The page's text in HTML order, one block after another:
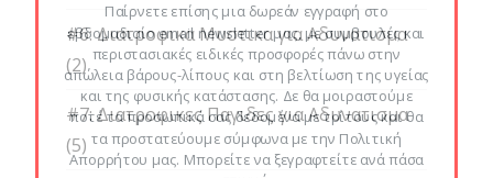
#6: Διατροφικα Μυστικα για Αδυνατισμα
(2)
#7: Διατροφικες Παγιδες για Αδυνατισμα
(5)
Παίρνετε επίσης μια δωρεάν εγγραφή στο
εβδομαδιαίο email newsletter μας, με συμβουλές και
περιστασιακές ειδικές προσφορές πάνω στην
απώλεια βάρους-λίπους και στη βελτίωση της υγείας
και της φυσικής κατάστασης. Δε θα μοιραστούμε
ποτέ τα προσωπικά σας δεδομένα με τρίτους και θα
τα προστατεύουμε σύμφωνα με την Πολιτική
Απορρήτου μας. Μπορείτε να ξεγραφτείτε ανά πάσα